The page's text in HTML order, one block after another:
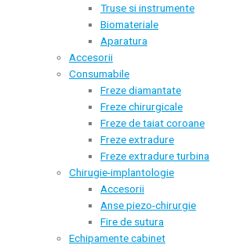
Truse si instrumente
Biomateriale
Aparatura
Accesorii
Consumabile
Freze diamantate
Freze chirurgicale
Freze de taiat coroane
Freze extradure
Freze extradure turbina
Chirugie-implantologie
Accesorii
Anse piezo-chirurgie
Fire de sutura
Echipamente cabinet